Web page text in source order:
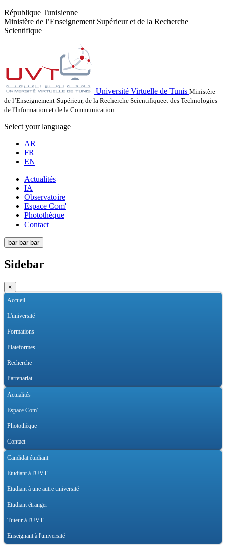
République Tunisienne
Ministère de l’Enseignement Supérieur et de la Recherche
Scientifique
Université Virtuelle de Tunis Ministère
de l’Enseignement Supérieur, de la Recherche Scientifiqueet des Technologies
de l'Information et de la Communication
Select your language
AR
FR
EN
Actualités
IA
Observatoire
Espace Com'
Photothèque
Contact
bar bar bar
Sidebar
×
Accueil
L'université
Formations
Plateformes
Recherche
Partenariat
Actualités
Espace Com'
Photothèque
Contact
Candidat étudiant
Etudiant à l'UVT
Etudiant à une autre université
Etudiant étranger
Tuteur à l'UVT
Enseignant à l'université